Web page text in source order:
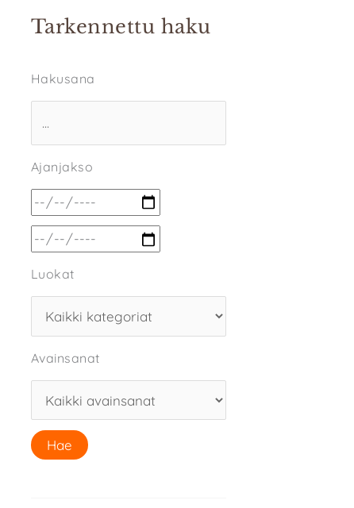
Tarkennettu haku
Hakusana
Ajanjakso
Luokat
Avainsanat